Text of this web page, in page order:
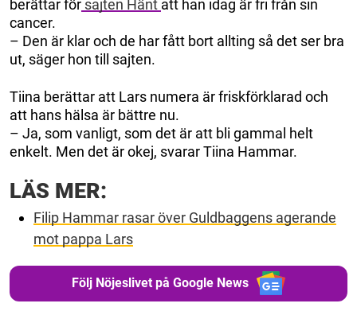
berättar för sajten Hänt att han idag är fri från sin
cancer.
– Den är klar och de har fått bort allting så det ser bra
ut, säger hon till sajten.
Tiina berättar att Lars numera är friskförklarad och
att hans hälsa är bättre nu.
– Ja, som vanligt, som det är att bli gammal helt
enkelt. Men det är okej, svarar Tiina Hammar.
LÄS MER:
Filip Hammar rasar över Guldbaggens agerande
mot pappa Lars
Följ Nöjeslivet på Google News